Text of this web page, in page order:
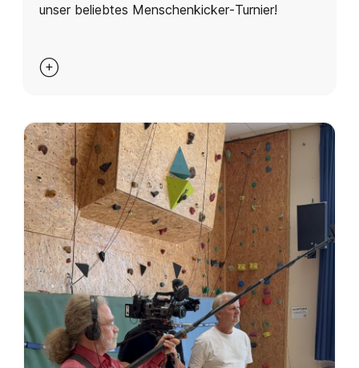
unser beliebtes Menschenkicker‑Turnier!
